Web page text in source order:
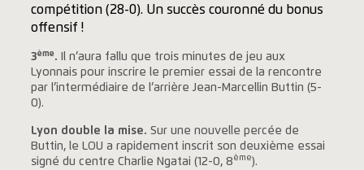
compétition (28-0). Un succès couronné du bonus
offensif !
3ème. Il n’aura fallu que trois minutes de jeu aux
Lyonnais pour inscrire le premier essai de la rencontre
par l’intermédiaire de l’arrière Jean-Marcellin Buttin (5-
0).
Lyon double la mise. Sur une nouvelle percée de
Buttin, le LOU a rapidement inscrit son deuxième essai
signé du centre Charlie Ngatai (12-0, 8ème).